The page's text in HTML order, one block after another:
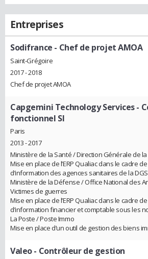
Entreprises
Sodifrance - Chef de projet AMOA
Saint-Grégoire
2017 - 2018
Chef de projet AMOA
Capgemini Technology Services-
fonctionnel SI
Paris
2013 - 2017
Ministère de la Santé / Direction Générale de
Mise en place de l’ERP Qualiac dans le cadre
d’information des agences sanitaires de la
Ministère de la Défense / Office National des
Victimes de guerres
Mise en place de l’ERP Qualiac dans le cadre
d’information financier et comptable sous les
La Poste / Poste Immo
Mise en place d’un outil de gestion des biens
Valeo- Contrôleur de gestion